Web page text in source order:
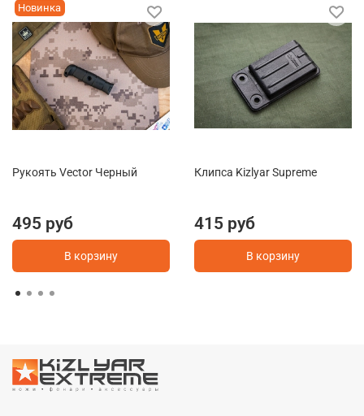
Новинка
Рукоять Vector Черный
495 руб
В корзину
Клипса Kizlyar Supreme
415 руб
В корзину